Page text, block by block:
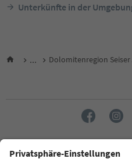
Unterkünfte in der
... Dolomitenregion Seiser